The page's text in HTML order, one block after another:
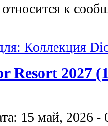
относится к
Коллекция
Resort 2027
15 май, 2026 -